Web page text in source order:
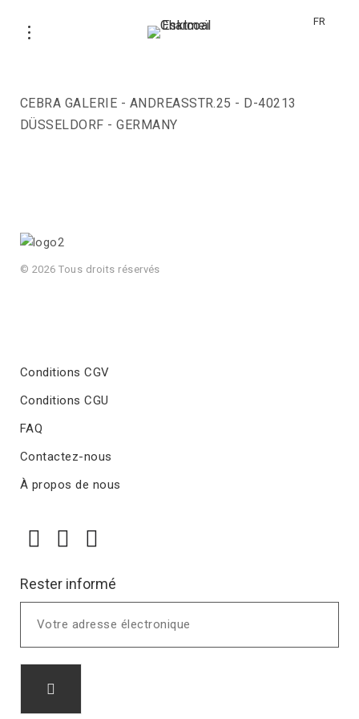
FR
CEBRA GALERIE - ANDREASSTR.25 - D-40213
DÜSSELDORF - GERMANY
© 2026 Tous droits réservés
Conditions CGV
Conditions CGU
FAQ
Contactez-nous
À propos de nous
Rester informé